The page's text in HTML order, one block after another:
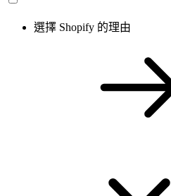
選擇 Shopify 的理由